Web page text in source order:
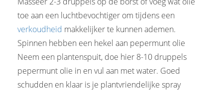
toe aan een luchtbevochtiger om tijdens een
verkoudheid makkelijker te kunnen ademen.
Spinnen hebben een hekel aan pepermunt olie
Neem een plantenspuit, doe hier 8-10 druppels
pepermunt olie in en vul aan met water. Goed
schudden en klaar is je plantvriendelijke spray